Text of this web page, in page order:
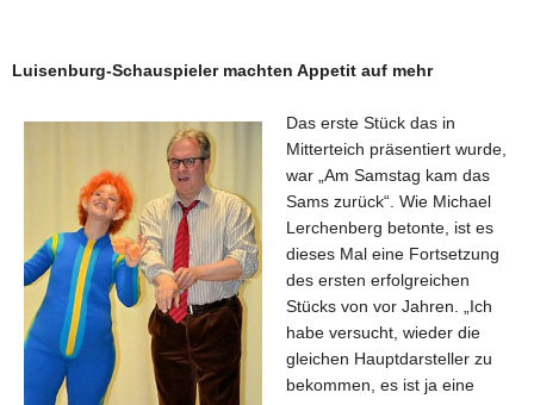
Luisenburg-Schauspieler machten Appetit auf mehr
Das erste Stück das in
Mitterteich präsentiert wurde,
war „Am Samstag kam das
Sams zurück“. Wie Michael
Lerchenberg betonte, ist es
dieses Mal eine Fortsetzung
des ersten erfolgreichen
Stücks von vor Jahren. „Ich
habe versucht, wieder die
gleichen Hauptdarsteller zu
bekommen, es ist ja eine